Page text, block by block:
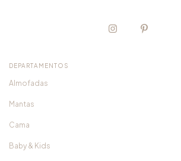
DEPARTAMENTOS
Almofadas
Mantas
Cama
Baby & Kids